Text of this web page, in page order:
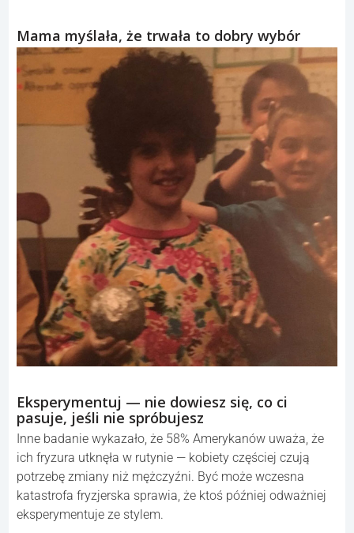
Mama myślała, że trwała to dobry wybór
Eksperymentuj — nie dowiesz się, co ci
pasuje, jeśli nie spróbujesz
Inne badanie wykazało, że 58% Amerykanów uważa, że
ich fryzura utknęła w rutynie — kobiety częściej czują
potrzebę zmiany niż mężczyźni. Być może wczesna
katastrofa fryzjerska sprawia, że ktoś później odważniej
eksperymentuje ze stylem.